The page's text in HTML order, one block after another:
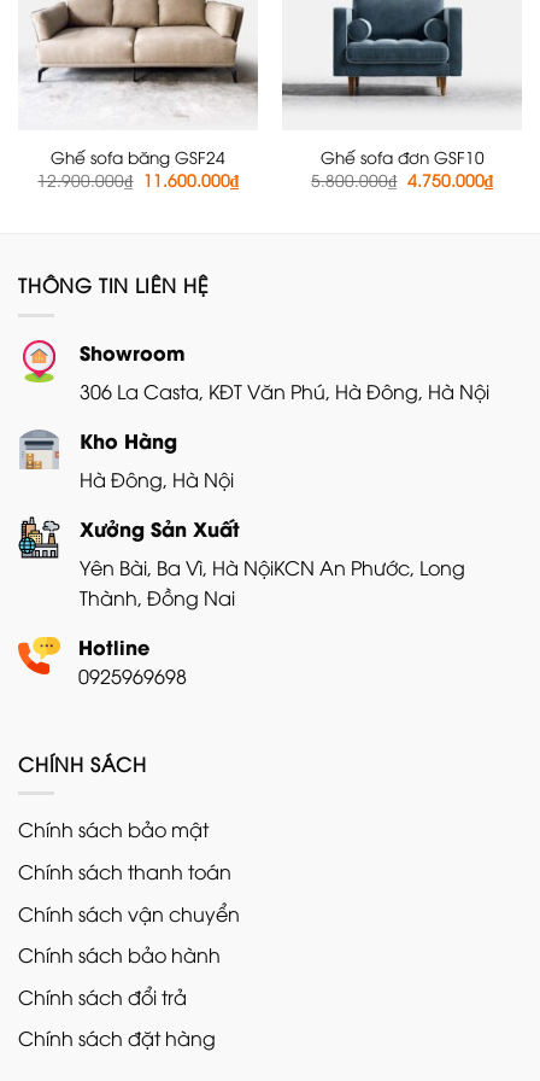
Ghế sofa băng GSF24
12.900.000₫ Giá
gốc
11.600.000₫Giá
hiện
Ghế sofa đơn GSF10
5.800.000₫ Giá
gốc
4.750.000₫Giá
hiện
THÔNG TIN LIÊN HỆ
Showroom
306 La Casta, KĐT Văn Phú, Hà Đông, Hà Nội
Kho Hàng
Hà Đông, Hà Nội
Xưởng Sản Xuất
Yên Bài, Ba Vì, Hà NộiKCN An Phước, Long
Thành, Đồng Nai
Hotline
0925969698
CHÍNH SÁCH
Chính sách bảo mật
Chính sách thanh toán
Chính sách vận chuyển
Chính sách bảo hành
Chính sách đổi trả
Chính sách đặt hàng